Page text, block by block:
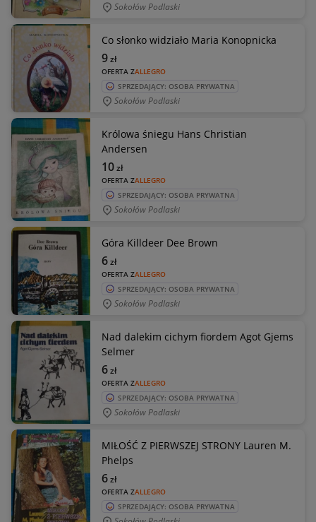
Sokołów Podlaski
Co słonko widziało Maria Konopnicka
OFERTA ZALLEGRO
9zł
SPRZEDAJĄCY: OSOBA PRYWATNA
Sokołów Podlaski
Królowa śniegu Hans Christian
Andersen
OFERTA ZALLEGRO
10zł
SPRZEDAJĄCY: OSOBA PRYWATNA
Sokołów Podlaski
Góra Killdeer Dee Brown
OFERTA ZALLEGRO
6zł
SPRZEDAJĄCY: OSOBA PRYWATNA
Sokołów Podlaski
Nad dalekim cichym fiordem Agot Gjems
Selmer
OFERTA ZALLEGRO
6zł
SPRZEDAJĄCY: OSOBA PRYWATNA
Sokołów Podlaski
MIŁOŚĆ Z PIERWSZEJ STRONY Lauren M.
Phelps
OFERTA ZALLEGRO
6zł
SPRZEDAJĄCY: OSOBA PRYWATNA